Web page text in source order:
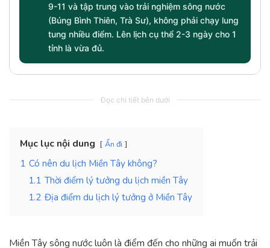
9-11 và tập trung vào trải nghiệm sông nước
(Búng Bình Thiên, Trà Sư), không phải chạy lung
tung nhiều điểm. Lên lịch cụ thể 2-3 ngày cho 1
tỉnh là vừa đủ.
Đọc chi tiết bên dưới
Mục lục nội dung Ẩn đi
1 Có nên du lịch Miền Tây không?
1.1 Thời điểm lý tưởng du lịch miền Tây
1.2 Địa điểm du lịch lý tưởng ở Miền Tây
Miền Tây sông nước luôn là điểm đến cho những ai muốn trải